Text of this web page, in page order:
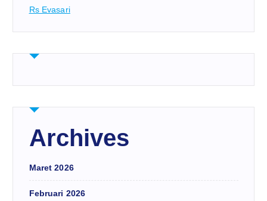
Rs Evasari
Archives
Maret 2026
Februari 2026